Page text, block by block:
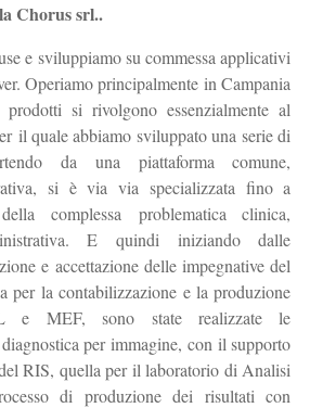
Chorus srl..
e sviluppiamo su commessa applicativi
Operiamo principalmente in Campania
si rivolgono essenzialmente al
il quale abbiamo sviluppato una serie di
da una piattaforma comune,
si è via via specializzata fino a
complessa problematica clinica,
E quindi iniziando dalle
e accettazione delle impegnative del
per la contabilizzazione e la produzione
e MEF, sono state realizzate le
per immagine, con il supporto
RIS, quella per il laboratorio di Analisi
di produzione dei risultati con